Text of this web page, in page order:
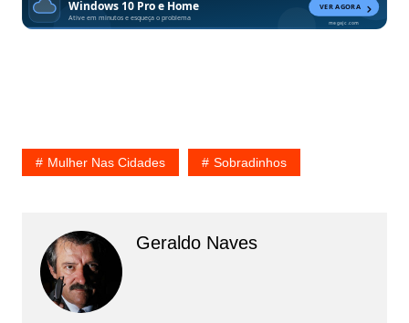
Mulher Nas Cidades Sobradinhos
Geraldo Naves